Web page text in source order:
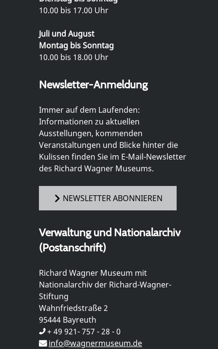
10.00 bis 17.00 Uhr
Juli und August
Montag bis Sonntag
10.00 bis 18.00 Uhr
Newsletter-Anmeldung
Immer auf dem Laufenden:
Informationen zu aktuellen
Ausstellungen, kommenden
Veranstaltungen und Blicke hinter die
Kulissen finden Sie im E-Mail-Newsletter
des Richard Wagner Museums.
NEWSLETTER ABONNIEREN
Verwaltung und Nationalarchiv
(Postanschrift)
Richard Wagner Museum mit
Nationalarchiv der Richard-Wagner-
Stiftung
Wahnfriedstraße 2
95444 Bayreuth
+ 49 921- 757 - 28 - 0
info@wagnermuseum.de